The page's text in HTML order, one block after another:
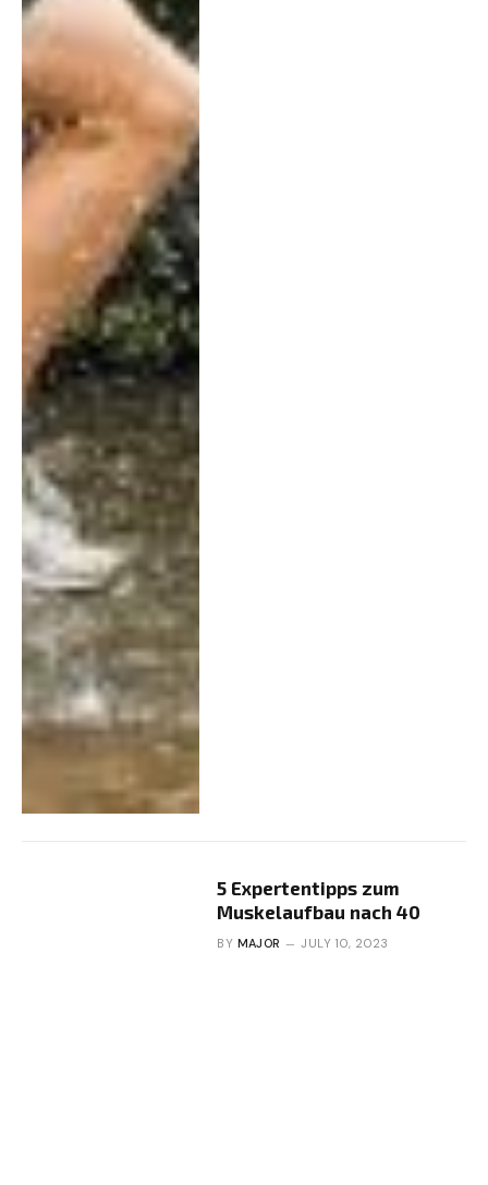
5 Expertentipps zum
Muskelaufbau nach 40
BY MAJOR JULY 10, 2023